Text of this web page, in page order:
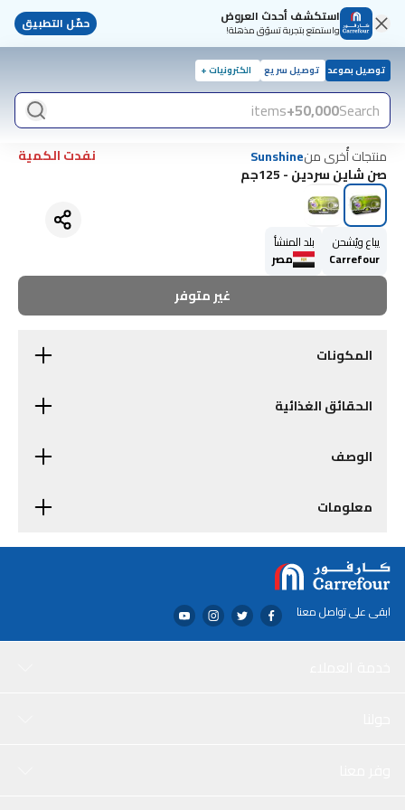
استكشف أحدث العروض
واستمتع بتجربة تسوّق مذهلة! حمّل التطبيق
توصيل بموعد توصيل سريع الكترونيات +
Search
50,000+
items
منتجات أُخرى منSunshine
نفدت الكمية
صن شاين سردين - 125جم
يباع ويُشحن
Carrefour
بلد المنشأ
مصر
غير متوفر
المكونات
الحقائق الغذائية
الوصف
معلومات
ابقى على تواصل معنا